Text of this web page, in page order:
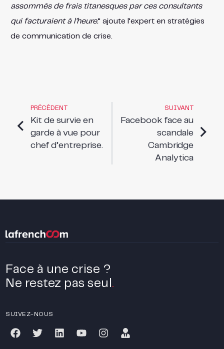
assommés de frais titanesques par ces consultants
qui facturaient à l’heure.” ajoute l’expert en stratégies
de communication de crise.
PRÉCÉDENT
Kit de survie en
garde à vue pour
chef d’entreprise.
SUIVANT
Facebook face au
scandale
Cambridge
Analytica
Face à une crise ?
Ne restez pas seul .
SUIVEZ-NOUS